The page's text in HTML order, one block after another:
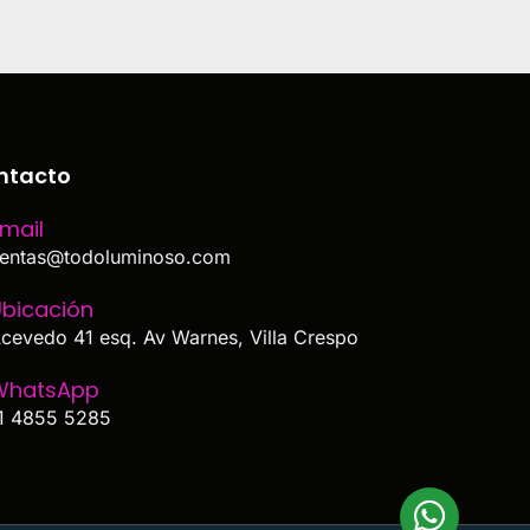
41 esq. Av Warnes, Villa Crespo
4855 5285